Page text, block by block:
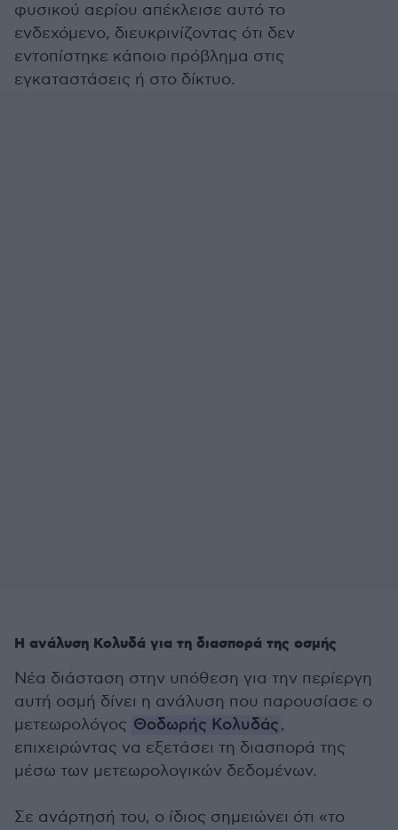
φυσικού αερίου απέκλεισε αυτό το
ενδεχόμενο, διευκρινίζοντας ότι δεν
εντοπίστηκε κάποιο πρόβλημα στις
εγκαταστάσεις ή στο δίκτυο.
Η ανάλυση Κολυδά για τη διασπορά της οσμής
Νέα διάσταση στην υπόθεση για την περίεργη
αυτή οσμή δίνει η ανάλυση που παρουσίασε ο
μετεωρολόγος Θοδωρής Κολυδάς,
επιχειρώντας να εξετάσει τη διασπορά της
μέσω των μετεωρολογικών δεδομένων.
Σε ανάρτησή του, ο ίδιος σημειώνει ότι «το